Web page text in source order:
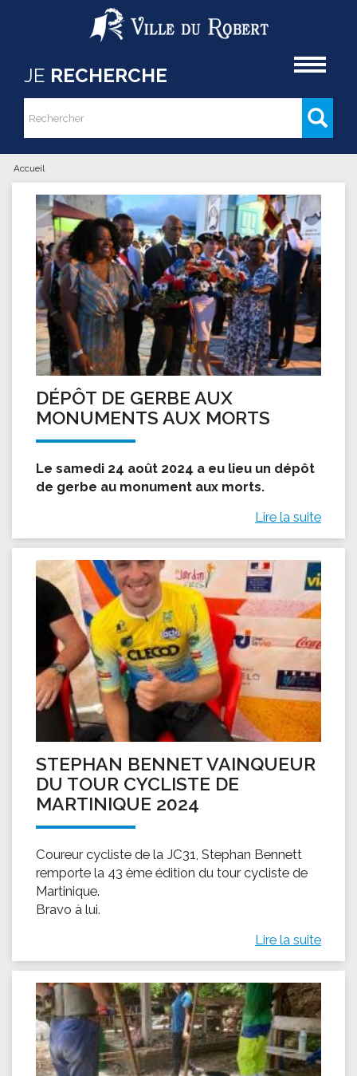
Aller au contenu principal
JE RECHERCHE
Formulaire de recherche
Rechercher
Vous êtes ici
Accueil
DÉPÔT DE GERBE AUX
MONUMENTS AUX MORTS
Le samedi 24 août 2024 a eu lieu un dépôt
de gerbe au monument aux morts.
Lire la suite
STEPHAN BENNET VAINQUEUR
DU TOUR CYCLISTE DE
MARTINIQUE 2024
Coureur cycliste de la JC31, Stephan Bennett
remporte la 43 ème édition du tour cycliste de
Martinique.
Bravo à lui.
Lire la suite